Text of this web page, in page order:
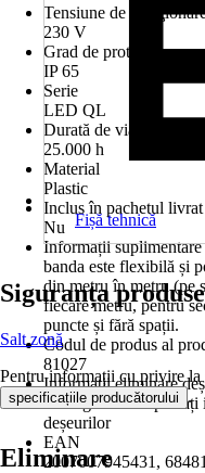
Tensiune de
230 V
Grad de protecție
IP 65
Serie
LED QL
Durată de viaţă a becului
25.000 h
Material
Plastic
Inclus în pachetul livrat
Nu
Informații suplimentare
banda este flexibilă și
din metru în metru (pe
fiecare metru, pentru
puncte și fără spații.
Codul de produs al
81027
Informații eliminare
Vă rugăm să
deșeurilor
EAN
2007007945431,
Fișă tehnică
Siguranța
Salt zonă
Pentru informații cu privire la
specificațiile producătorului .
Eliminare